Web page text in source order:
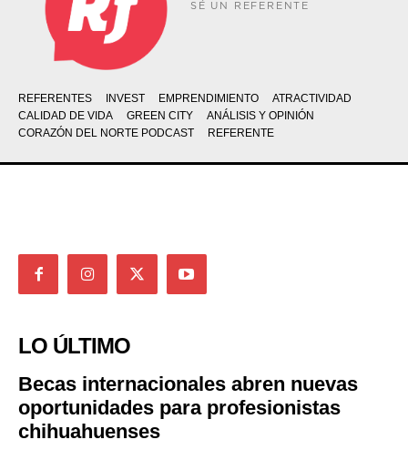
SÉ UN REFERENTE
REFERENTES INVEST EMPRENDIMIENTO
ATRACTIVIDAD
CALIDAD DE VIDA
GREEN CITY
ANÁLISIS Y OPINIÓN
CORAZÓN DEL NORTE PODCAST
REFERENTE
LO ÚLTIMO
Becas internacionales abren nuevas
oportunidades para profesionistas
chihuahuenses